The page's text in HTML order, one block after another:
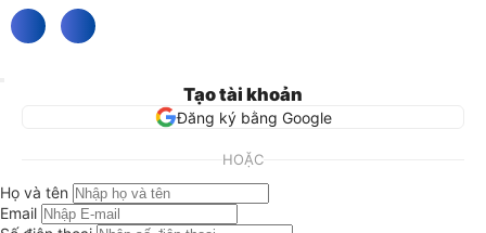
Tạo tài khoản
Đăng ký bằng Google
HOẶC
Họ và tên
Email